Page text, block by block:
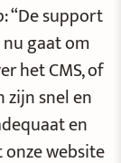
“De support
gaat om
het CMS, of
snel en
en
website